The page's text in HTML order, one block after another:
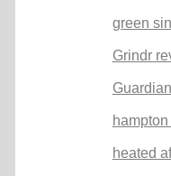
green
Grindr
heated